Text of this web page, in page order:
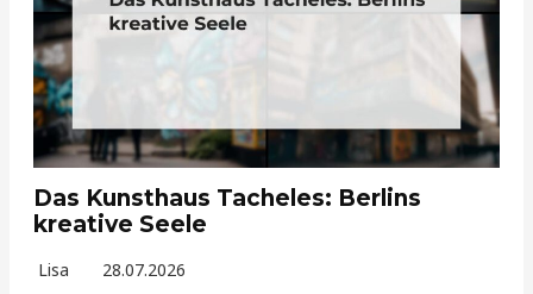
Das Kunsthaus Tacheles: Berlins
kreative Seele
Lisa 28.07.2026